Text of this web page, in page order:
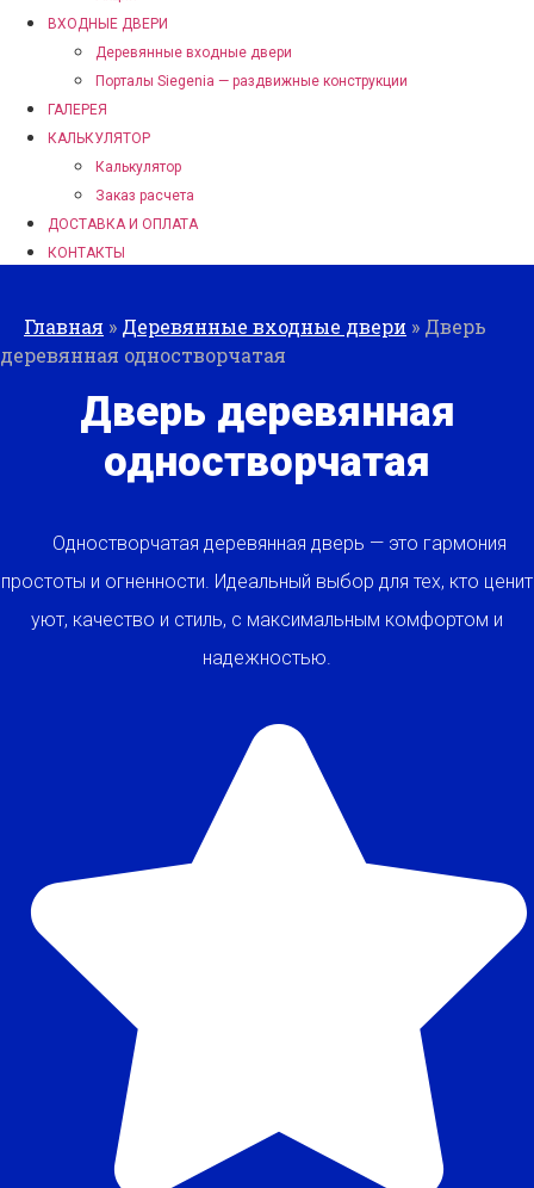
ВХОДНЫЕ ДВЕРИ
Деревянные входные двери
Порталы Siegenia — раздвижные конструкции
ГАЛЕРЕЯ
КАЛЬКУЛЯТОР
Калькулятор
Заказ расчета
ДОСТАВКА И ОПЛАТА
КОНТАКТЫ
Главная » Деревянные входные двери » Дверь
деревянная одностворчатая
Дверь деревянная
одностворчатая
Одностворчатая деревянная дверь — это гармония
простоты и огненности. Идеальный выбор для тех, кто ценит
уют, качество и стиль, с максимальным комфортом и
надежностью.